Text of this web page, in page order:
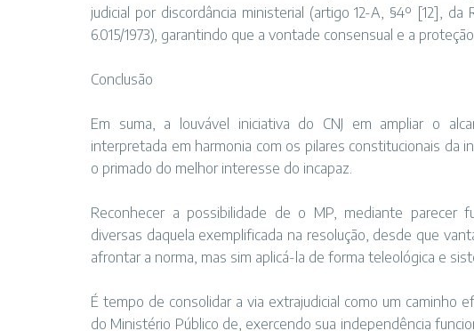
judicial por discordância ministerial (artigo 12-A, §4º [12] , da
6.015/1973), garantindo que a vontade consensual e a
Conclusão
Em suma, a louvável iniciativa do CNJ em ampliar o
interpretada em harmonia com os pilares constitucionais da
o primado do melhor interesse do incapaz.
Reconhecer a possibilidade de o MP, mediante parecer
diversas daquela exemplificada na resolução, desde que
afrontar a norma, mas sim aplicá-la de forma teleológica e
É tempo de consolidar a via extrajudicial como um caminho
do Ministério Público de, exercendo sua independência